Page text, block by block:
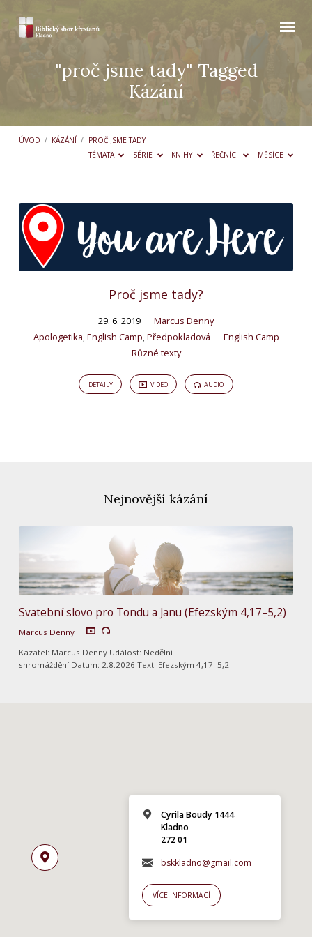
"proč jsme tady" Tagged
Kázání
ÚVOD / KÁZÁNÍ / PROČ JSME TADY
TÉMATA
SÉRIE KNIHY ŘEČNÍCI MĚSÍCE
"proč
jsme
tady"
Tagged
Proč jsme tady?
29. 6. 2019
Marcus Denny
Apologetika English Camp Předpokladová
English Camp
Různé texty
DETAILY VIDEO AUDIO
Nejnovější kázání
Svatební slovo pro Tondu a Janu (Efezským 4,17–5,2)
Marcus Denny
Kazatel: Marcus Denny Událost: Nedělní
shromáždění Datum: 2.8.2026 Text: Efezským 4,17–5,2
Cyrila Boudy 1444
Kladno
272 01
bskkladno@gmail.com
VÍCE INFORMACÍ